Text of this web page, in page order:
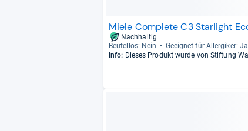
Miele Complete C3 Starlight
Nachhaltig
Beu­tel­los: Nein
Geeig­net für All­er­gi­ker: Ja
Info: Dieses Produkt wurde von Stiftung